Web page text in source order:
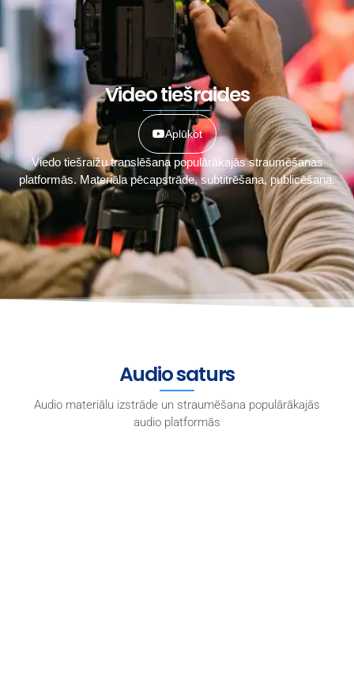
Video tiešraides
Aplūkot
Viedo tiešraižu translēšana populārākajās straumēšanas
platformās. Materiāla pēcapstrāde, subtitrēšana, publicēšana.
Audio saturs
Audio materiālu izstrāde un straumēšana populārākajās
audio platformās